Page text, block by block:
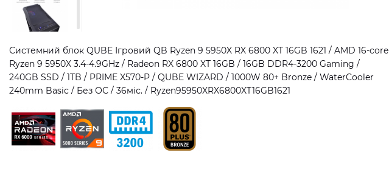
Системний блок QUBE Ігровий QB Ryzen 9 5950X RX 6800 XT 16GB 1621 / AMD 16-core
Ryzen 9 5950X 3.4-4.9GHz / Radeon RX 6800 XT 16GB / 16GB DDR4-3200 Gaming /
240GB SSD / 1TB / PRIME X570-P / QUBE WIZARD / 1000W 80+ Bronze / WaterCooler
240mm Basic / Без ОС / 36міс. / Ryzen95950XRX6800XT16GB1621